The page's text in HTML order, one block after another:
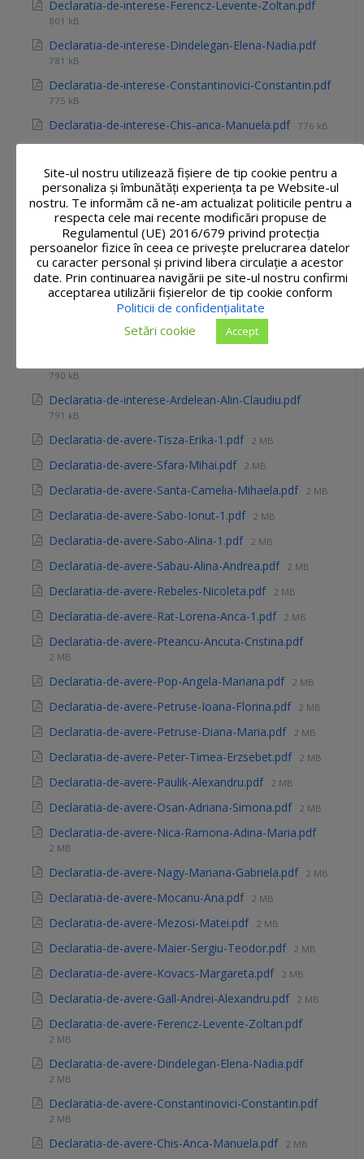
Declaratia-de-interese-Ferencz-Levente-Zoltan.pdf
801 kB
Declaratia-de-interese-Dindelegan-Elena-Nadia.pdf
781 kB
Declaratia-de-interese-Constantinovici-Constantin.pdf
775 kB
Declaratia-de-interese-Chis-anca-Manuela.pdf 776 kB
768 kB
Declaratia-de-interese-Buta-Olimpia.pdf 787 kB
Declaratia-de-interese-Bratis-Ioana-Lavinia.pdf
788 kB
Declaratia-de-interese-Boros-Anca-Aurelia.pdf 770 kB
Declaratia-de-interese-Bordei-Larisa-Maria.pdf
772 kB
Declaratia-de-interese-Blidar-Mariana-Rozica.pdf
790 kB
Declaratia-de-interese-Ardelean-Alin-Claudiu.pdf
791 kB
Declaratia-de-avere-Tisza-Erika-1.pdf 2 MB
Declaratia-de-avere-Sfara-Mihai.pdf 2 MB
Declaratia-de-avere-Santa-Camelia-Mihaela.pdf 2 MB
Declaratia-de-avere-Sabo-Ionut-1.pdf 2 MB
Declaratia-de-avere-Sabo-Alina-1.pdf 2 MB
Declaratia-de-avere-Sabau-Alina-Andrea.pdf 2 MB
Declaratia-de-avere-Rebeles-Nicoleta.pdf 2 MB
Declaratia-de-avere-Rat-Lorena-Anca-1.pdf 2 MB
Declaratia-de-avere-Pteancu-Ancuta-Cristina.pdf
2 MB
Declaratia-de-avere-Pop-Angela-Mariana.pdf 2 MB
Declaratia-de-avere-Petruse-Ioana-Florina.pdf 2 MB
Declaratia-de-avere-Petruse-Diana-Maria.pdf 2 MB
Declaratia-de-avere-Peter-Timea-Erzsebet.pdf 2 MB
Declaratia-de-avere-Paulik-Alexandru.pdf 2 MB
Declaratia-de-avere-Osan-Adriana-Simona.pdf 2 MB
Declaratia-de-avere-Nica-Ramona-Adina-Maria.pdf
2 MB
Declaratia-de-avere-Nagy-Mariana-Gabriela.pdf 2 MB
Declaratia-de-avere-Mocanu-Ana.pdf 2 MB
Declaratia-de-avere-Mezosi-Matei.pdf 2 MB
Declaratia-de-avere-Maier-Sergiu-Teodor.pdf 2 MB
Declaratia-de-avere-Kovacs-Margareta.pdf 2 MB
Declaratia-de-avere-Gall-Andrei-Alexandru.pdf 2 MB
Declaratia-de-avere-Ferencz-Levente-Zoltan.pdf
2 MB
Declaratia-de-avere-Dindelegan-Elena-Nadia.pdf
2 MB
Declaratia-de-avere-Constantinovici-Constantin.pdf
2 MB
Declaratia-de-avere-Chis-Anca-Manuela.pdf 2 MB
Site-ul nostru utilizează fişiere de tip cookie pentru a
personaliza și îmbunătăți experiența ta pe Website-ul
nostru. Te informăm că ne-am actualizat politicile pentru a
respecta cele mai recente modificări propuse de
Regulamentul (UE) 2016/679 privind protecția
persoanelor fizice în ceea ce privește prelucrarea datelor
cu caracter personal și privind libera circulație a acestor
date. Prin continuarea navigării pe site-ul nostru confirmi
acceptarea utilizării fişierelor de tip cookie conform
Politicii de confidențialitate
Setări cookie
Accept